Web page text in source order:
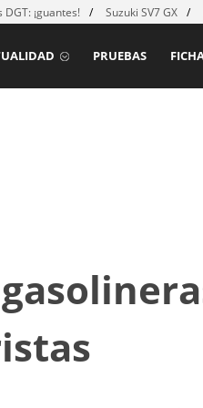
DGT: ¡guantes! Suzuki SV7 GX
PRUEBAS